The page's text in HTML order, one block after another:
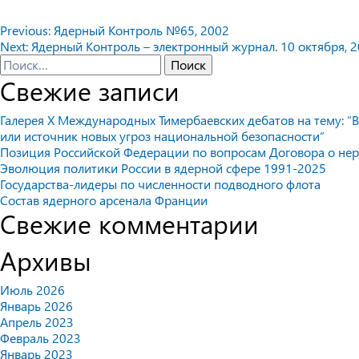
Навигация
по
записям
Previous: Ядерный Контроль №65, 2002
Next: Ядерный Контроль – электронный журнал. 10 октября,
Найти:
Свежие записи
Галерея X Международных Тимербаевских дебатов на тему:
или источник новых угроз национальной безопасности”
Позиция Российской Федерации по вопросам Договора о
Эволюция политики России в ядерной сфере 1991-2025
Государства-лидеры по численности подводного флота
Состав ядерного арсенала Франции
Свежие комментарии
Архивы
Июль 2026
Январь 2026
Апрель 2023
Февраль 2023
Январь 2023